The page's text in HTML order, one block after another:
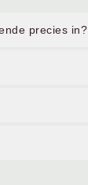
precies in?